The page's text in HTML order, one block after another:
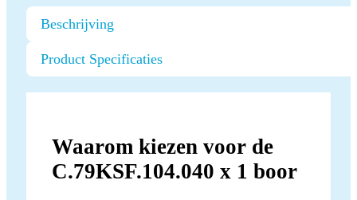
Beschrijving
Product Specificaties
Waarom kiezen voor de
C.79KSF.104.040 x 1 boor